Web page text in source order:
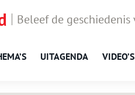
Beleef de
UITAGENDA VIDEO’S